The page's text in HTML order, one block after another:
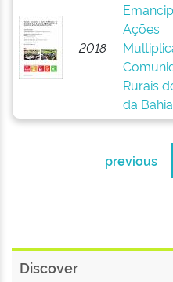
2018
Ações
Rurais
da Bahia
previous
Discover